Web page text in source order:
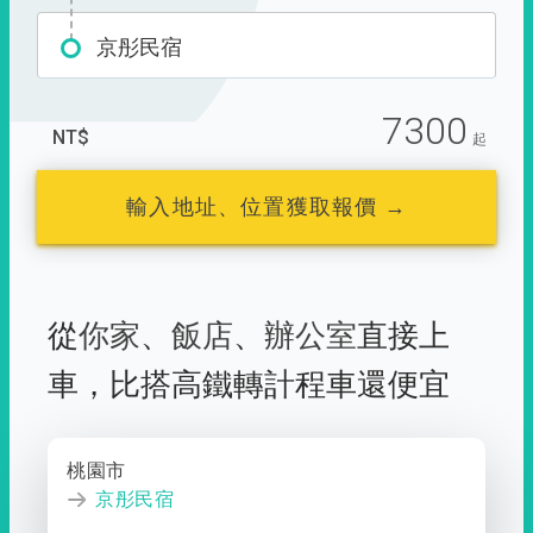
京彤民宿
NT$ 7300 起
輸入地址、位置獲取報價 →
從你家、 飯店、 辦公室直接上
車， 比搭高鐵轉計程車還便宜
桃園市
京彤民宿